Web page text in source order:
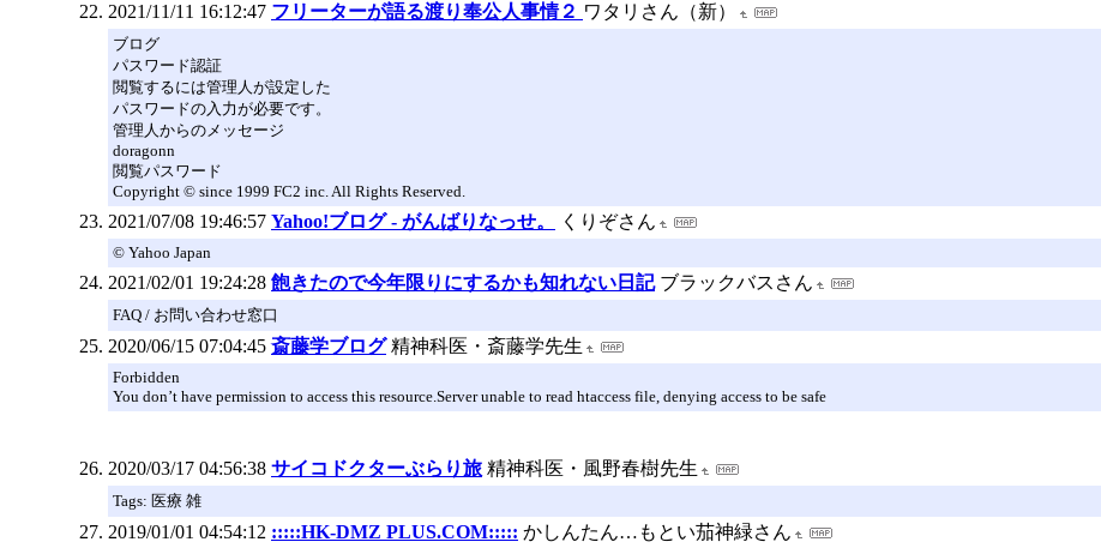
2021/11/11 16:12:47 フリーターが語る渡り奉公人事情２ ワタリさん（新）
ブログ
パスワード認証
閲覧するには管理人が設定した
パスワードの入力が必要です。
管理人からのメッセージ
doragonn
閲覧パスワード
Copyright © since 1999 FC2 inc. All Rights Reserved.
2021/07/08 19:46:57 Yahoo!ブログ - がんばりなっせ。 くりぞさん
© Yahoo Japan
2021/02/01 19:24:28 飽きたので今年限りにするかも知れない日記 ブラックバスさん
FAQ / お問い合わせ窓口
2020/06/15 07:04:45 斎藤学ブログ 精神科医・斎藤学先生
Forbidden
You don’t have permission to access this resource.Server unable to read htaccess file, denying access to be safe
2020/03/17 04:56:38 サイコドクターぶらり旅 精神科医・風野春樹先生
Tags: 医療 雑
2019/01/01 04:54:12 :::::HK-DMZ PLUS.COM::::: かしんたん…もとい茄神緑さん